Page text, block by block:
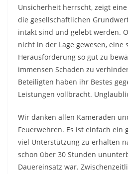
Unsicherheit herrscht, zeigt eine
die gesellschaftlichen
intakt sind und gelebt werden.
nicht in der Lage gewesen, eine
Herausforderung so gut zu
immensen Schaden zu
Beteiligten haben ihr Bestes
Leistungen vollbracht.
Wir danken allen Kameraden
Feuerwehren. Es ist einfach ein
viel Unterstützung zu erhalten
schon über 30 Stunden
Dauereinsatz war.